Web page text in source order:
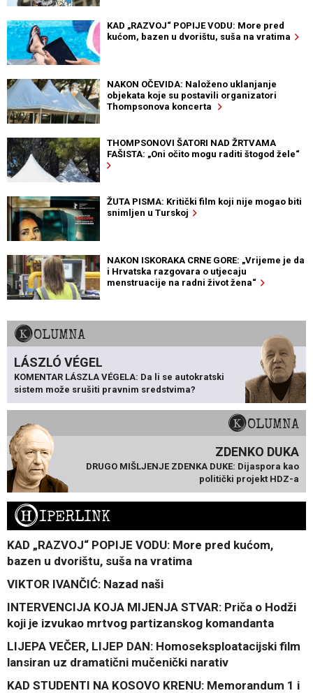
KAD „RAZVOJ“ POPIJE VODU: More pred
kućom, bazen u dvorištu, suša na vratima
NAKON OČEVIDA: Naloženo uklanjanje
objekata koje su postavili organizatori
Thompsonova koncerta
THOMPSONOVI ŠATORI NAD ŽRTVAMA
FAŠISTA: „Oni očito mogu raditi štogod žele“
ŽUTA PISMA: Kritički film koji nije mogao biti
snimljen u Turskoj
NAKON ISKORAKA CRNE GORE: „Vrijeme je da
i Hrvatska razgovara o utjecaju
menstruacije na radni život žena“
KOLUMNA
LÁSZLÓ VÉGEL
KOMENTAR LÁSZLA VÉGELA: Da li se autokratski
sistem može srušiti pravnim sredstvima?
KOLUMNA
ZDENKO DUKA
DRUGO MIŠLJENJE ZDENKA DUKE: Dijaspora kao
politički projekt HDZ-a
HIPERLINK
KAD „RAZVOJ“ POPIJE VODU: More pred kućom,
bazen u dvorištu, suša na vratima
VIKTOR IVANČIĆ: Nazad naši
INTERVENCIJA KOJA MIJENJA STVAR: Priča o Hodži
koji je izvukao mrtvog partizanskog komandanta
LIJEPA VEČER, LIJEP DAN: Homoseksploatacijski film
lansiran uz dramatični mučenički narativ
KAD STUDENTI NA KOSOVO KRENU: Memorandum 1 i